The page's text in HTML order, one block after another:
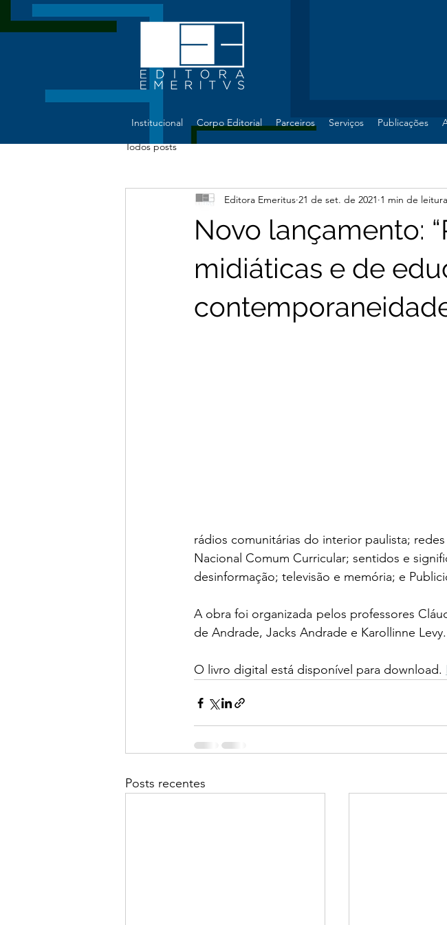
Institucional Corpo Editorial Parceiros Serviços Publicações
Todos posts
Novo lançamento:
midiáticas e de
Editora Emeritus 21 de set. de 2021 1 min de leitura
rádios comunitárias do interior paulista;
Nacional Comum Curricular; sentidos e
desinformação; televisão e memória; e
A obra foi organizada pelos professores
de Andrade, Jacks Andrade e Karollinne Levy.
O livro digital está disponível para download.
Posts recentes